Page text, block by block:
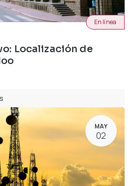
Localización de
En línea
MAY
02